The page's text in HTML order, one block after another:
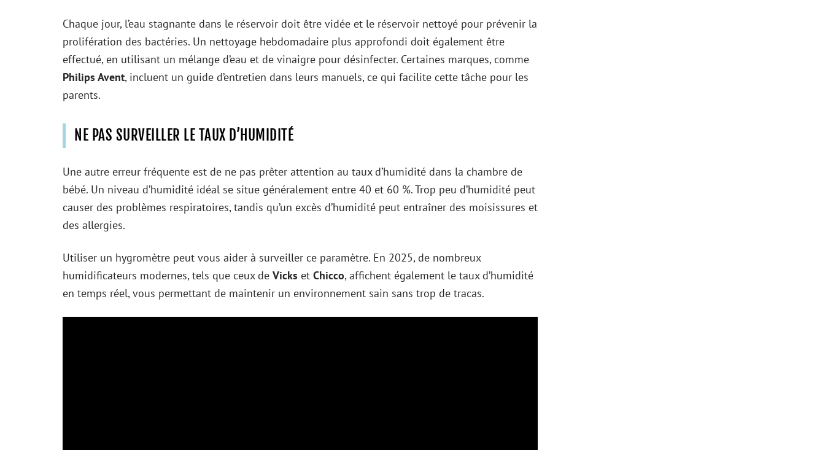
Chaque jour, l’eau stagnante dans le réservoir doit être vidée et le réservoir nettoyé pour prévenir la
prolifération des bactéries. Un nettoyage hebdomadaire plus approfondi doit également être
effectué, en utilisant un mélange d’eau et de vinaigre pour désinfecter. Certaines marques, comme
Philips Avent, incluent un guide d’entretien dans leurs manuels, ce qui facilite cette tâche pour les
parents.
NE PAS SURVEILLER LE TAUX D’HUMIDITÉ
Une autre erreur fréquente est de ne pas prêter attention au taux d’humidité dans la chambre de
bébé. Un niveau d’humidité idéal se situe généralement entre 40 et 60 %. Trop peu d’humidité peut
causer des problèmes respiratoires, tandis qu’un excès d’humidité peut entraîner des moisissures et
des allergies.
Utiliser un hygromètre peut vous aider à surveiller ce paramètre. En 2025, de nombreux
humidificateurs modernes, tels que ceux de Vicks et Chicco, affichent également le taux d’humidité
en temps réel, vous permettant de maintenir un environnement sain sans trop de tracas.